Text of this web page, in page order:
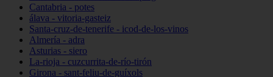
Cantabria - potes
álava - vitoria-gasteiz
Santa-cruz-de-tenerife - icod-de-los-vinos
Almería - adra
Asturias - siero
La-rioja - cuzcurrita-de-río-tirón
Girona - sant-feliu-de-guíxols